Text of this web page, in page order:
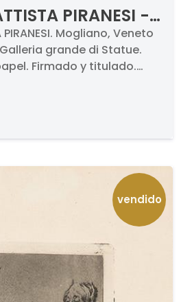
PIRANESI -
di Statue
PIRANESI. Mogliano, Veneto
Galleria grande di Statue.
Firmado y titulado.
vendido